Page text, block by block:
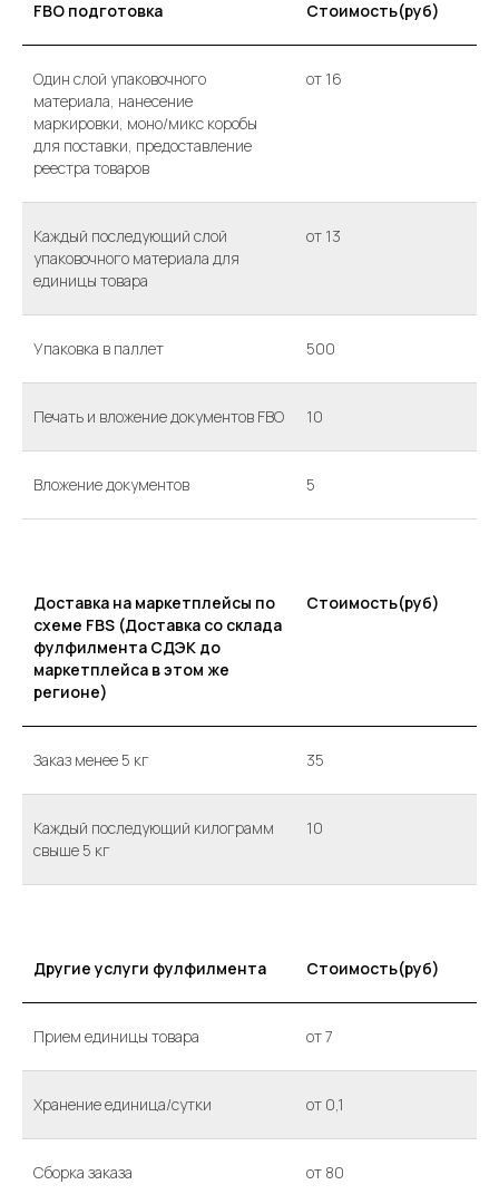
FBO подготовка Стоимость(руб)
Один слой упаковочного
материала, нанесение
маркировки, моно/микс коробы
для поставки, предоставление
реестра товаров
от 16
Каждый последующий слой
упаковочного материала для
единицы товара
от 13
Упаковка в паллет 500
Печать и вложение документов FBO 10
Вложение документов 5
Доставка на маркетплейсы по
схеме FBS (Доставка со склада
фулфилмента СДЭК до
маркетплейса в этом же
регионе)
Стоимость(руб)
Заказ менее 5 кг 35
Каждый последующий килограмм
свыше 5 кг
10
Другие услуги фулфилмента Стоимость(руб)
Прием единицы товара от 7
Хранение единица/сутки от 0,1
Сборка заказа от 80